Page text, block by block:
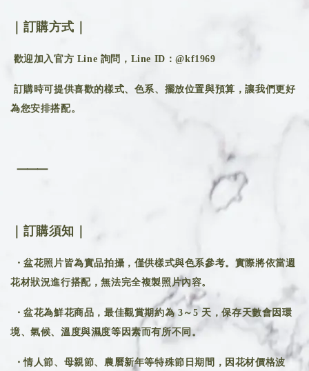
｜訂購方式｜
歡迎加入官方 Line 詢問，Line ID：@kf1969
訂購時可提供喜歡的樣式、色系、擺放位置與預算，讓我們更好
為您安排搭配。
⸻
｜訂購須知｜
・盆花照片皆為實品拍攝，僅供樣式與色系參考。實際將依當週
花材狀況進行搭配，無法完全複製照片內容。
・盆花為鮮花商品，最佳觀賞期約為 3～5 天，保存天數會因環
境、氣候、溫度與濕度等因素而有所不同。
・情人節、母親節、農曆新年等特殊節日期間，因花材價格波